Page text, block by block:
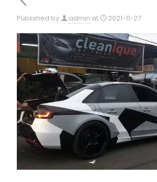
Published by admin at 2021-11-27